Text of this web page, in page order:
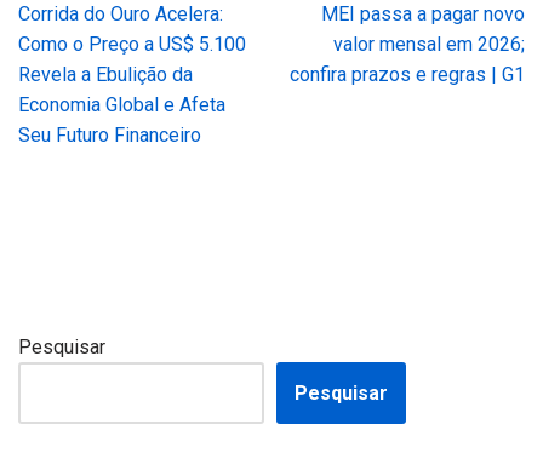
Corrida do Ouro Acelera:
Como o Preço a US$ 5.100
Revela a Ebulição da
Economia Global e Afeta
Seu Futuro Financeiro
MEI passa a pagar novo
valor mensal em 2026;
confira prazos e regras | G1
Pesquisar
Pesquisar